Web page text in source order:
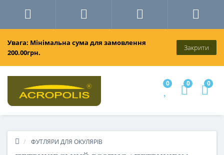
Увага: Мінімальна сума для замовлення
200.00грн.
Закрити
0 0 0
ФУТЛЯРИ ДЛЯ ОКУЛЯРІВ